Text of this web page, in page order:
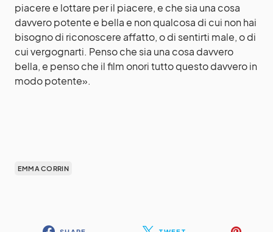
piacere e lottare per il piacere, e che sia una cosa
davvero potente e bella e non qualcosa di cui non hai
bisogno di riconoscere affatto, o di sentirti male, o di
cui vergognarti. Penso che sia una cosa davvero
bella, e penso che il film onori tutto questo davvero in
modo potente».
EMMA CORRIN